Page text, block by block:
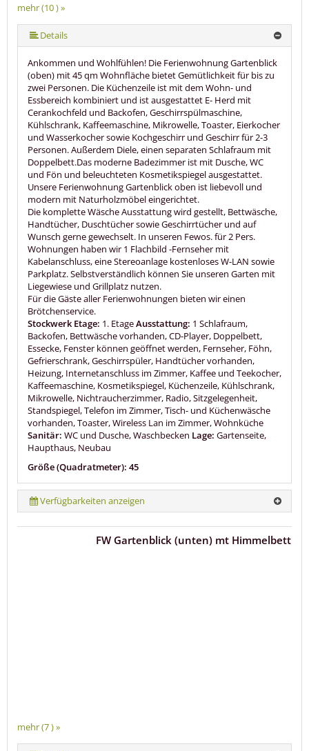
mehr (10 ) »
mehr (10 ) »
mehr (10 ) »
mehr (10 ) »
mehr (10 ) »
mehr (10 ) »
mehr (10 ) »
Details
Ankommen und Wohlfühlen! Die Ferienwohnung Gartenblick
(oben) mit 45 qm Wohnfläche bietet Gemütlichkeit für bis zu
zwei Personen. Die Küchenzeile ist mit dem Wohn- und
Essbereich kombiniert und ist ausgestattet E- Herd mit
Cerankochfeld und Backofen, Geschirrspülmaschine,
Kühlschrank, Kaffeemaschine, Mikrowelle, Toaster, Eierkocher
und Wasserkocher sowie Kochgeschirr und Geschirr für 2-3
Personen. Außerdem Diele, einen separaten Schlafraum mit
Doppelbett.Das moderne Badezimmer ist mit Dusche, WC
und Fön und beleuchteten Kosmetikspiegel ausgestattet.
Unsere Ferienwohnung Gartenblick oben ist liebevoll und
modern mit Naturholzmöbel eingerichtet.
Die komplette Wäsche Ausstattung wird gestellt, Bettwäsche,
Handtücher, Duschtücher sowie Geschirrtücher und auf
Wunsch gerne gewechselt. In unseren Fewos. für 2 Pers.
Wohnungen haben wir 1 Flachbild -Fernseher mit
Kabelanschluss, eine Stereoanlage kostenloses W-LAN sowie
Parkplatz. Selbstverständlich können Sie unseren Garten mit
Liegewiese und Grillplatz nutzen.
Für die Gäste aller Ferienwohnungen bieten wir einen
Brötchenservice.
Stockwerk Etage: 1. EtageAusstattung: 1 Schlafraum,
Backofen, Bettwäsche vorhanden, CD-Player, Doppelbett,
Essecke, Fenster können geöffnet werden, Fernseher, Föhn,
Gefrierschrank, Geschirrspüler, Handtücher vorhanden,
Heizung, Internetanschluss im Zimmer, Kaffee und Teekocher,
Kaffeemaschine, Kosmetikspiegel, Küchenzeile, Kühlschrank,
Mikrowelle, Nichtraucherzimmer, Radio, Sitzgelegenheit,
Standspiegel, Telefon im Zimmer, Tisch- und Küchenwäsche
vorhanden, Toaster, Wireless Lan im Zimmer, Wohnküche
Sanitär: WC und Dusche, Waschbecken Lage: Gartenseite,
Haupthaus, Neubau
Größe (Quadratmeter): 45
Verfügbarkeiten anzeigen
mehr (7 ) »
FW Gartenblick (unten) mt Himmelbett